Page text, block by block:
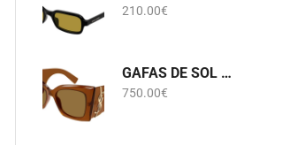
210.00€
GAFAS DE SOL SL M119 BLAZE CRYSTAL 002 SAINT LAURENT
750.00€